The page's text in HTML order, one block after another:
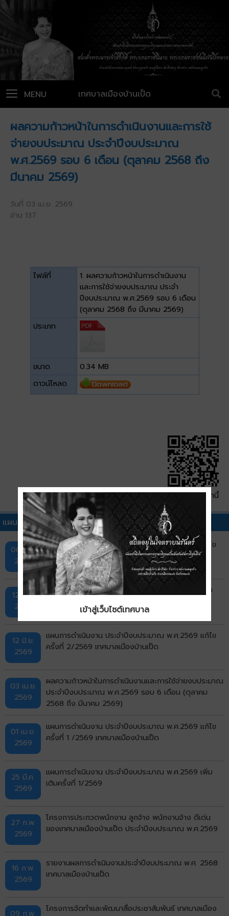
เทศบาลเมืองบ้านเป็ด
MENU
ผลความก้าวหน้าในการดำเนินงานและการใช้
จ่ายงบประมาณ ประจำปีงบประมาณ
พ.ศ.2569 รอบ 6 เดือน (ตุลาคม 2568 ถึง
มีนาคม 2569)
วันที่ 03 เม.ย. 2569
อ่าน 137
ไฟล์ที่
1. ผลความก้าวหน้าในการดำเนินงาน
และการใช้จ่ายงบประมาณ ประจำ
ปีงบประมาณ พ.ศ.2569 รอบ 6 เดือน
(ตุลาคม 2568 ถึง มีนาคม 2569)
ประเภท
ขนาด
0.34 MB
ดาวน์โหลด
QR Code หน้านี้
แผนดำเนินงานประจำปีอื่นๆ
06 ส.ค.
2569
แผนการดำเนินงาน ประจำปีงบประมาณ พ.ศ.2569 แก้ไข
ครั้งที่ 3/2569 เทศบาลเมืองบ้านเป็ด
12 มิ.ย.
2569
แผนการดำเนินงาน ประจำปีงบประมาณ พ.ศ.2569 เพิ่ม
12 มิ.ย.
2569
แผนการดำเนินงาน ประจำปีงบประมาณ พ.ศ.2569 แก้ไข
ครั้งที่ 2/2569 เทศบาลเมืองบ้านเป็ด
03 เม.ย.
2569
ผลความก้าวหน้าในการดำเนินงานและการใช้จ่ายงบประมาณ
ประจำปีงบประมาณ พ.ศ.2569 รอบ 6 เดือน (ตุลาคม
2568 ถึง มีนาคม 2569)
01 เม.ย.
2569
แผนการดำเนินงาน ประจำปีงบประมาณ พ.ศ.2569 แก้ไข
ครั้งที่ 1 /2569 เทศบาลเมืองบ้านเป็ด
25 มี.ค.
2569
แผนการดำเนินงาน ประจำปีงบประมาณ พ.ศ.2569 เพิ่ม
เติมครั้งที่ 1/2569
27 ก.พ.
2569
โครงการประกวดพนักงาน ลูกจ้าง พนักงานจ้าง ดีเด่น
ของเทศบาลเมืองบ้านเป็ด ประจำปีงบประมาณ พ.ศ.2569
16 ก.พ.
2569
รายงานผลการดำเนินงานประจำปีงบประมาณ พ.ศ. 2568
เทศบาลเมืองบ้านเป็ด
09 ก.พ.
โครงการจัดทำและพัฒนาสื่อประชาสัมพันธ์ เทศบาลเมือง
เข้าสู่เว็บไซต์เทศบาล